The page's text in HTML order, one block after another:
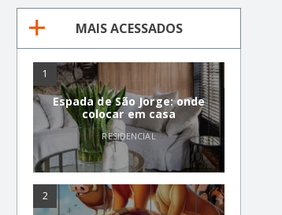
MAIS ACESSADOS
1
Espada de São Jorge: onde
colocar em casa
RESIDENCIAL
2